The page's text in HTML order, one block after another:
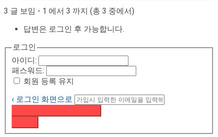
3 글 보임 - 1 에서 3 까지 (총 3 중에서)
답변은 로그인 후 가능합니다.
로그인
아이디:
패스워드:
회원 등록 유지
‹ 로그인 화면으로